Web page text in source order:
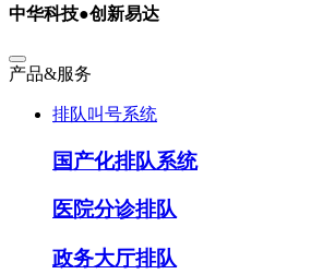
中华科技●创新易达
产品&服务
排队叫号系统
国产化排队系统
医院分诊排队
政务大厅排队